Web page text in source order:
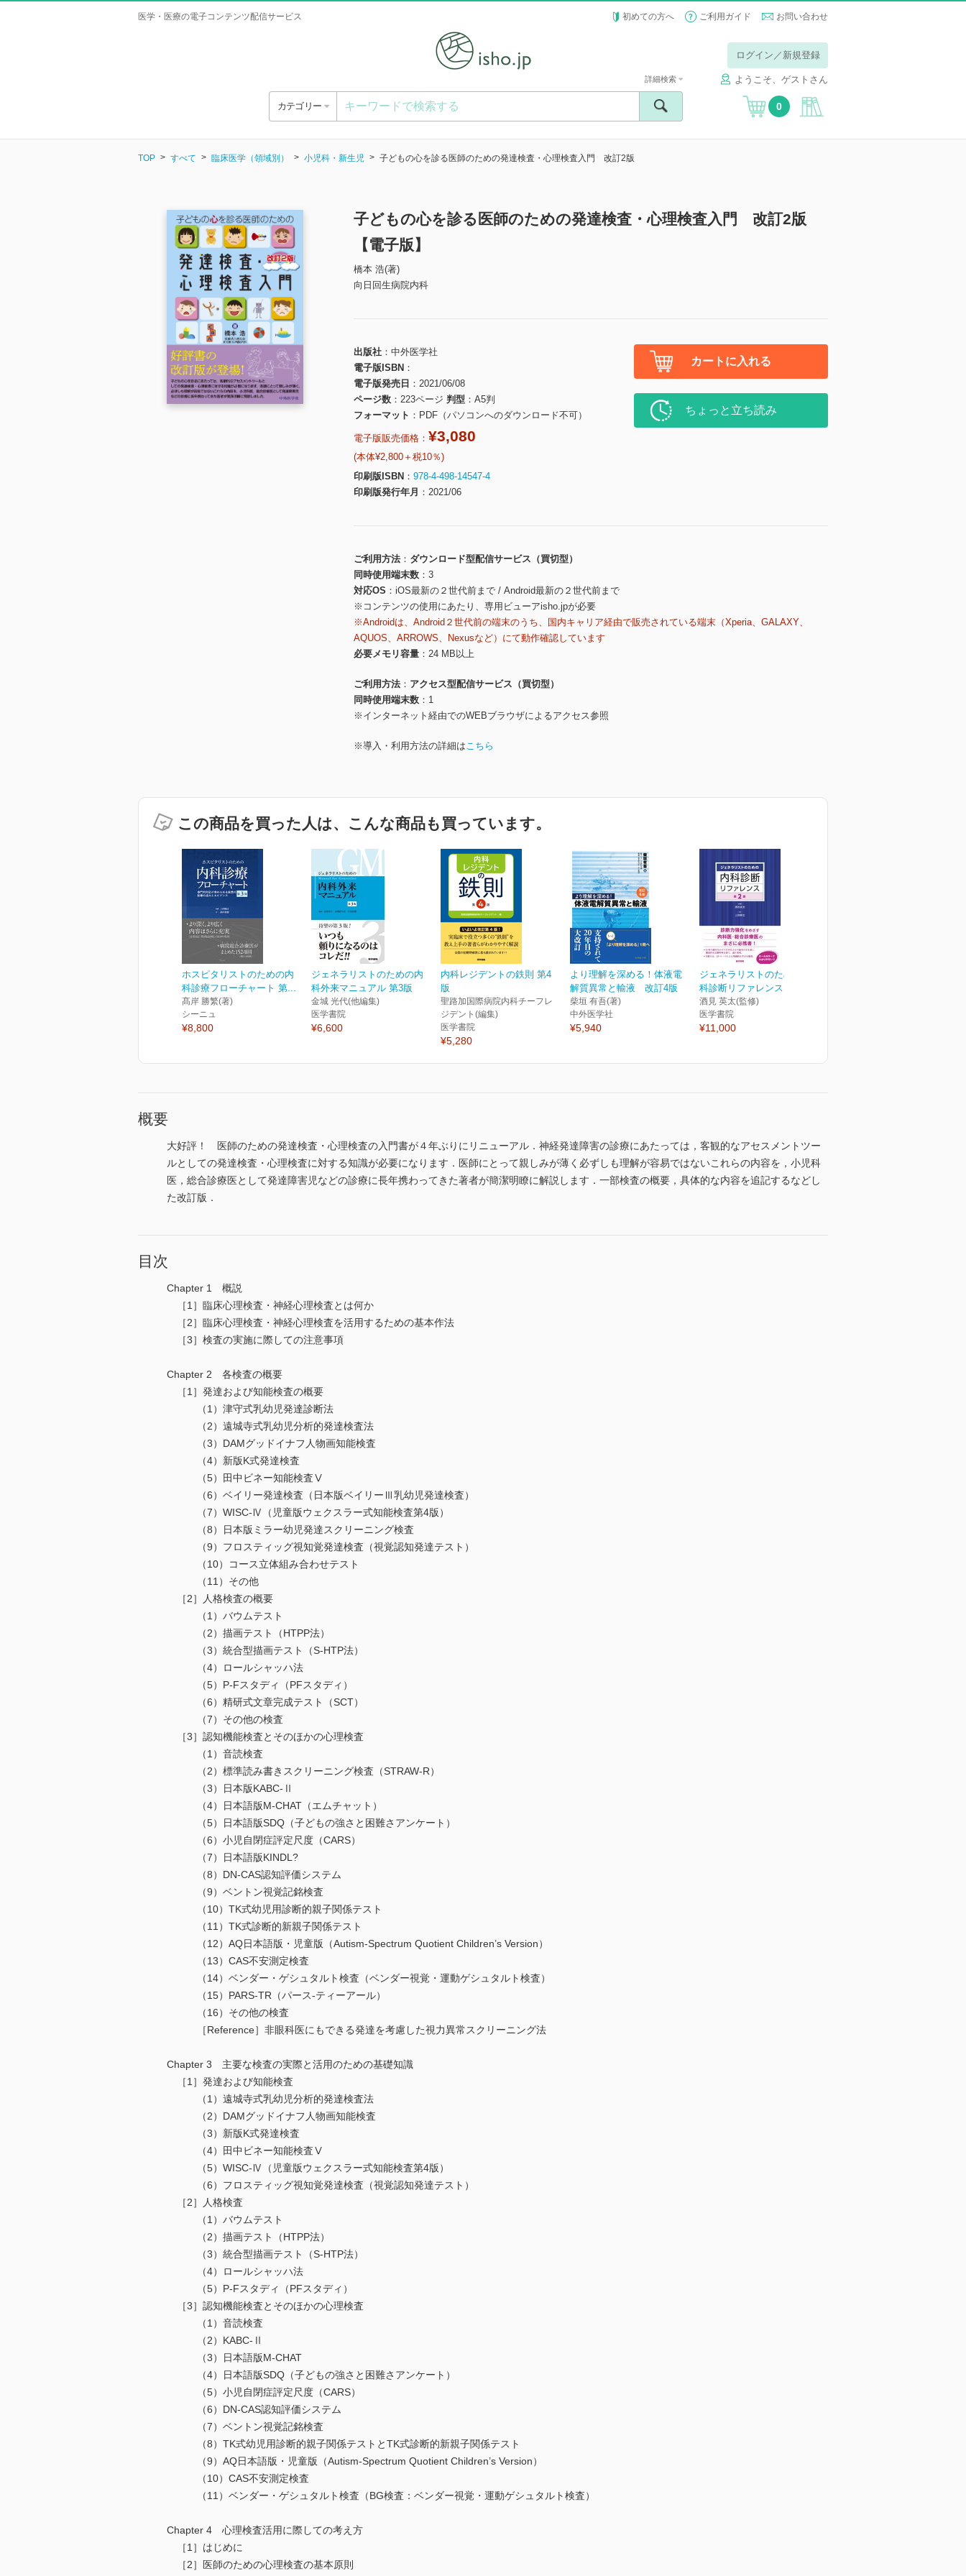
医学・医療の電子コンテンツ配信サービス 初めての方へ ご利用ガイド お問い合わせ
ログイン／新規登録
ようこそ、ゲストさん
カテゴリー
詳細検索
0
TOP すべて 臨床医学（領域別） 小児科・新生児 子どもの心を診る医師のための発達検査・心理検査入門 改訂2版
子どもの心を診る医師のための発達検査・心理検査入門 改訂2版
【電子版】
橋本 浩(著)
向日回生病院内科
出版社
中外医学社
電子版ISBN
電子版発売日
2021/06/08
ページ数
223ページ 判型
A5判
フォーマット
PDF（パソコンへのダウンロード不可）
電子版販売価格： ¥3,080
(本体¥2,800＋税10％)
印刷版ISBN
978-4-498-14547-4
印刷版発行年月
2021/06
カートに入れる
ちょっと立ち読み
ご利用方法
ダウンロード型配信サービス（買切型）
同時使用端末数
3
対応OS
iOS最新の２世代前まで / Android最新の２世代前まで
※コンテンツの使用にあたり、専用ビューアisho.jpが必要
※Androidは、Android２世代前の端末のうち、国内キャリア経由で販売されている端末（Xperia、GALAXY、
AQUOS、ARROWS、Nexusなど）にて動作確認しています
必要メモリ容量
24 MB以上
ご利用方法
アクセス型配信サービス（買切型）
同時使用端末数
1
※インターネット経由でのWEBブラウザによるアクセス参照
※導入・利用方法の詳細はこちら
この商品を買った人は、こんな商品も買っています。
ホスピタリストのための内
科診療フローチャート 第...
髙岸 勝繁(著)
シーニュ
¥8,800
ジェネラリストのための内
科外来マニュアル 第3版
金城 光代(他編集)
医学書院
¥6,600
内科レジデントの鉄則 第4
版
聖路加国際病院内科チーフレ
ジデント(編集)
医学書院
¥5,280
より理解を深める！体液電
解質異常と輸液 改訂4版
柴垣 有吾(著)
中外医学社
¥5,940
ジェネラリストのための内
科診断リファレンス 第2版
酒見 英太(監修)
医学書院
¥11,000
概要
大好評！ 医師のための発達検査・心理検査の入門書が４年ぶりにリニューアル．神経発達障害の診療にあたっては，客観的なアセスメントツー
ルとしての発達検査・心理検査に対する知識が必要になります．医師にとって親しみが薄く必ずしも理解が容易ではないこれらの内容を，小児科
医，総合診療医として発達障害児などの診療に長年携わってきた著者が簡潔明瞭に解説します．一部検査の概要，具体的な内容を追記するなどし
た改訂版．
目次
Chapter 1 概説
［1］臨床心理検査・神経心理検査とは何か
［2］臨床心理検査・神経心理検査を活用するための基本作法
［3］検査の実施に際しての注意事項
Chapter 2 各検査の概要
［1］発達および知能検査の概要
（1）津守式乳幼児発達診断法
（2）遠城寺式乳幼児分析的発達検査法
（3）DAMグッドイナフ人物画知能検査
（4）新版K式発達検査
（5）田中ビネー知能検査Ⅴ
（6）ベイリー発達検査（日本版ベイリーⅢ乳幼児発達検査）
（7）WISC-Ⅳ（児童版ウェクスラー式知能検査第4版）
（8）日本版ミラー幼児発達スクリーニング検査
（9）フロスティッグ視知覚発達検査（視覚認知発達テスト）
（10）コース立体組み合わせテスト
（11）その他
［2］人格検査の概要
（1）バウムテスト
（2）描画テスト（HTPP法）
（3）統合型描画テスト（S-HTP法）
（4）ロールシャッハ法
（5）P-Fスタディ（PFスタディ）
（6）精研式文章完成テスト（SCT）
（7）その他の検査
［3］認知機能検査とそのほかの心理検査
（1）音読検査
（2）標準読み書きスクリーニング検査（STRAW-R）
（3）日本版KABC-Ⅱ
（4）日本語版M-CHAT（エムチャット）
（5）日本語版SDQ（子どもの強さと困難さアンケート）
（6）小児自閉症評定尺度（CARS）
（7）日本語版KINDL?
（8）DN-CAS認知評価システム
（9）ベントン視覚記銘検査
（10）TK式幼児用診断的親子関係テスト
（11）TK式診断的新親子関係テスト
（12）AQ日本語版・児童版（Autism-Spectrum Quotient Children’s Version）
（13）CAS不安測定検査
（14）ベンダー・ゲシュタルト検査（ベンダー視覚・運動ゲシュタルト検査）
（15）PARS-TR（パース-ティーアール）
（16）その他の検査
［Reference］非眼科医にもできる発達を考慮した視力異常スクリーニング法
Chapter 3 主要な検査の実際と活用のための基礎知識
［1］発達および知能検査
（1）遠城寺式乳幼児分析的発達検査法
（2）DAMグッドイナフ人物画知能検査
（3）新版K式発達検査
（4）田中ビネー知能検査Ⅴ
（5）WISC-Ⅳ（児童版ウェクスラー式知能検査第4版）
（6）フロスティッグ視知覚発達検査（視覚認知発達テスト）
［2］人格検査
（1）バウムテスト
（2）描画テスト（HTPP法）
（3）統合型描画テスト（S-HTP法）
（4）ロールシャッハ法
（5）P-Fスタディ（PFスタディ）
［3］認知機能検査とそのほかの心理検査
（1）音読検査
（2）KABC-Ⅱ
（3）日本語版M-CHAT
（4）日本語版SDQ（子どもの強さと困難さアンケート）
（5）小児自閉症評定尺度（CARS）
（6）DN-CAS認知評価システム
（7）ベントン視覚記銘検査
（8）TK式幼児用診断的親子関係テストとTK式診断的新親子関係テスト
（9）AQ日本語版・児童版（Autism-Spectrum Quotient Children’s Version）
（10）CAS不安測定検査
（11）ベンダー・ゲシュタルト検査（BG検査：ベンダー視覚・運動ゲシュタルト検査）
Chapter 4 心理検査活用に際しての考え方
［1］はじめに
［2］医師のための心理検査の基本原則